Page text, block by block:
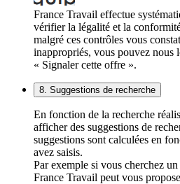
France Travail effectue
vérifier la légalité et la
malgré ces contrôles vous
inappropriés, vous pouvez nous
« Signaler cette offre ».
8. Suggestions de recherche
En fonction de la recherche
afficher des suggestions de
suggestions sont calculées en
avez saisis.
Par exemple si vous cherchez
France Travail peut vous